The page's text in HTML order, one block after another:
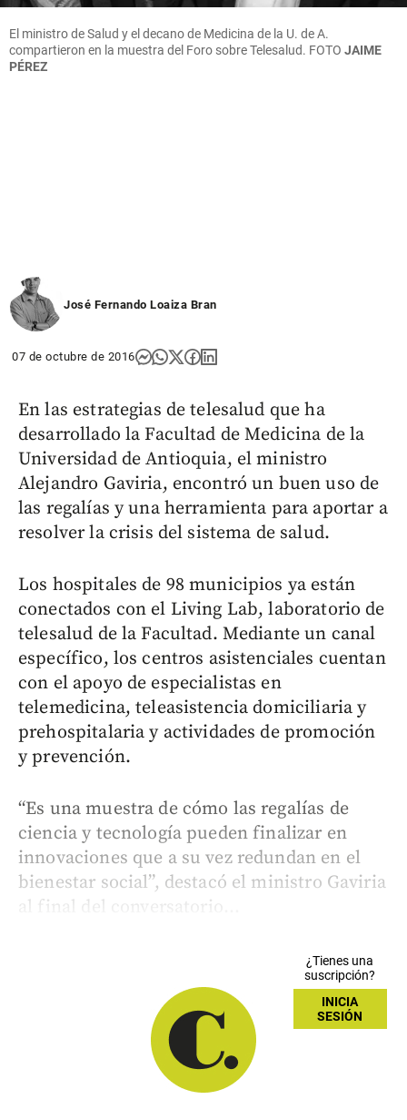
El ministro de Salud y el decano de Medicina de la U. de A.
compartieron en la muestra del Foro sobre Telesalud. FOTO JAIME
PÉREZ
José Fernando Loaiza Bran
07 de octubre de 2016
En las estrategias de telesalud que ha
desarrollado la Facultad de Medicina de la
Universidad de Antioquia, el ministro
Alejandro Gaviria, encontró un buen uso de
las regalías y una herramienta para aportar a
resolver la crisis del sistema de salud.
Los hospitales de 98 municipios ya están
conectados con el Living Lab, laboratorio de
telesalud de la Facultad. Mediante un canal
específico, los centros asistenciales cuentan
con el apoyo de especialistas en
telemedicina, teleasistencia domiciliaria y
prehospitalaria y actividades de promoción
y prevención.
“Es una muestra de cómo las regalías de
ciencia y tecnología pueden finalizar en
innovaciones que a su vez redundan en el
bienestar social”, destacó el ministro Gaviria
al final del conversatorio...
¿Tienes una
suscripción?
INICIA
SESIÓN